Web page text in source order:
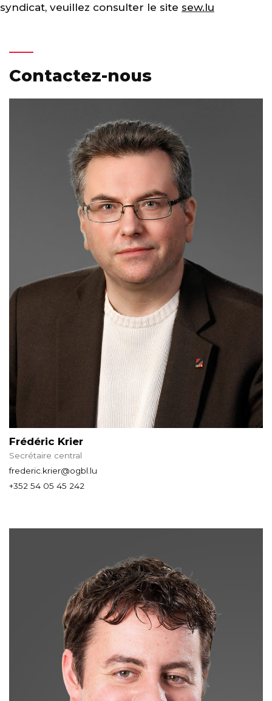
syndicat, veuillez consulter le site sew.lu
Contactez-nous
Frédéric Krier
Secrétaire central
frederic.krier@ogbl.lu
+352 54 05 45 242